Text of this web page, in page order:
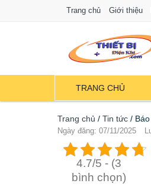
Trang chủ Giới thiệu
TRANG CHỦ
Trang chủ / Tin tức /
Ngày đăng: 07/11/2025
4.7/5 - (3
bình chọn)